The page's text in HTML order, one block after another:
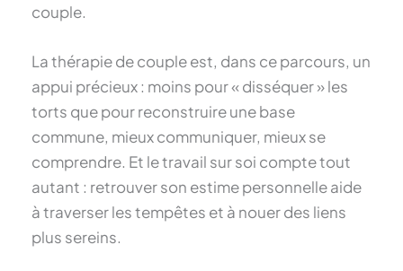
couple.
La thérapie de couple est, dans ce parcours, un
appui précieux : moins pour « disséquer » les
torts que pour reconstruire une base
commune, mieux communiquer, mieux se
comprendre. Et le travail sur soi compte tout
autant : retrouver son estime personnelle aide
à traverser les tempêtes et à nouer des liens
plus sereins.